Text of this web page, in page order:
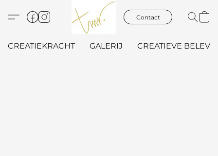
Contact
CREATIEKRACHT GALERIJ CREATIEVE